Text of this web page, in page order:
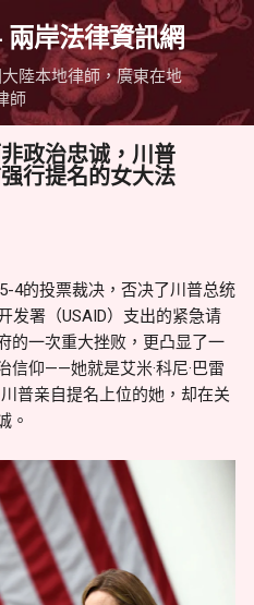
要內容岸法律資訊網
陸本地律師，廣東在地
師
政治忠诚，川普
行提名的女大法
4的投票裁决，否决了川普总统
发署（USAID）支出的紧急请
的一次重大挫败，更凸显了一
信仰——她就是艾米·科尼·巴雷
普亲自提名上位的她，却在关
。